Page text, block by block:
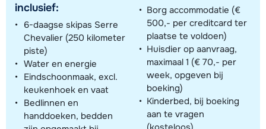
inclusief:
6-daagse skipas Serre
Chevalier (250 kilometer
piste)
Water en energie
Eindschoonmaak, excl.
keukenhoek en vaat
Bedlinnen en
handdoeken, bedden
Borg accommodatie (€
500,- per creditcard ter
plaatse te voldoen)
Huisdier op aanvraag,
maximaal 1 (€ 70,- per
week, opgeven bij
boeking)
Kinderbed, bij boeking
aan te vragen